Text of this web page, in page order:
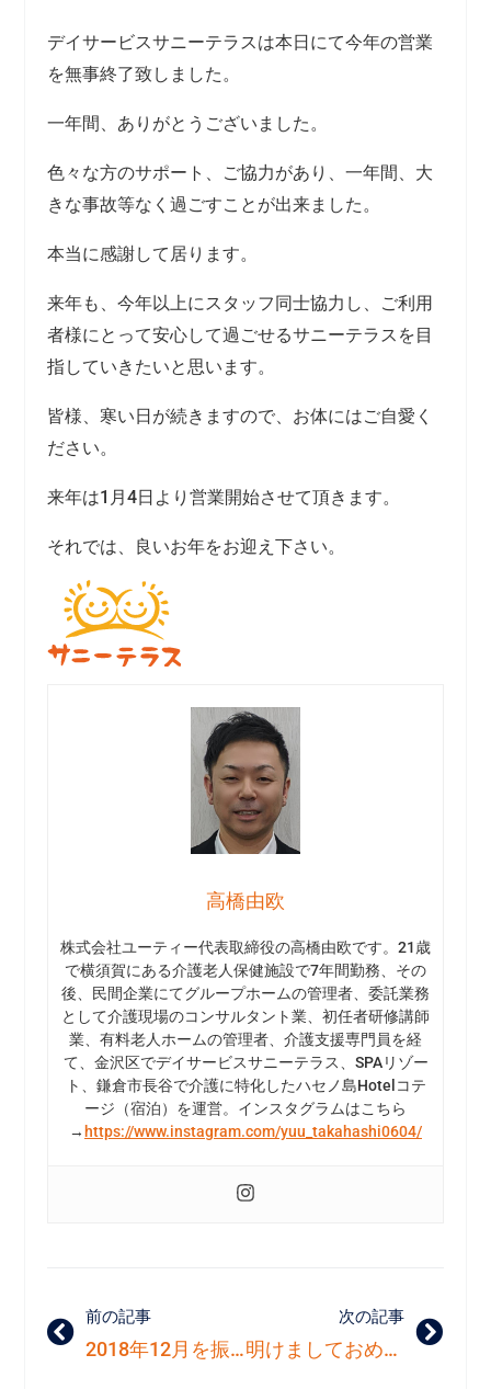
デイサービスサニーテラスは本日にて今年の営業
を無事終了致しました。
一年間、ありがとうございました。
色々な方のサポート、ご協力があり、一年間、大
きな事故等なく過ごすことが出来ました。
本当に感謝して居ります。
来年も、今年以上にスタッフ同士協力し、ご利用
者様にとって安心して過ごせるサニーテラスを目
指していきたいと思います。
皆様、寒い日が続きますので、お体にはご自愛く
ださい。
来年は1月4日より営業開始させて頂きます。
それでは、良いお年をお迎え下さい。
高橋由欧
株式会社ユーティー代表取締役の高橋由欧です。21歳
で横須賀にある介護老人保健施設で7年間勤務、その
後、民間企業にてグループホームの管理者、委託業務
として介護現場のコンサルタント業、初任者研修講師
業、有料老人ホームの管理者、介護支援専門員を経
て、金沢区でデイサービスサニーテラス、SPAリゾー
ト、鎌倉市長谷で介護に特化したハセノ島Hotelコテ
ージ（宿泊）を運営。インスタグラムはこちら
→ https://www.instagram.com/yuu_takahashi0604/
前の記事
2018年12月を振り返る☆☆
次の記事
明けましておめでとうございます。